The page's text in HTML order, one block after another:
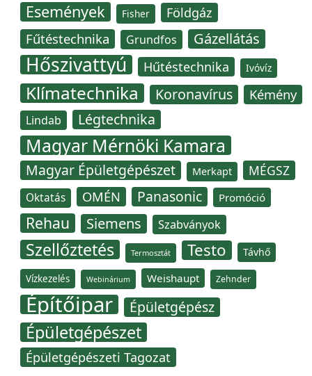
Események Fisher Földgáz
Fűtéstechnika Grundfos Gázellátás
Hőszivattyú Hűtéstechnika Ivóvíz
Klímatechnika Koronavírus Kémény
Lindab Légtechnika
Magyar Mérnöki Kamara
Magyar Épületgépészet Merkapt MÉGSZ
Oktatás OMÉN Panasonic Promóció
Rehau Siemens Szabványok
Szellőztetés Termosztát Testo Távhő
Vízkezelés Webinárium Weishaupt Zehnder
Építőipar Épületgépész
Épületgépészet
Épületgépészeti Tagozat